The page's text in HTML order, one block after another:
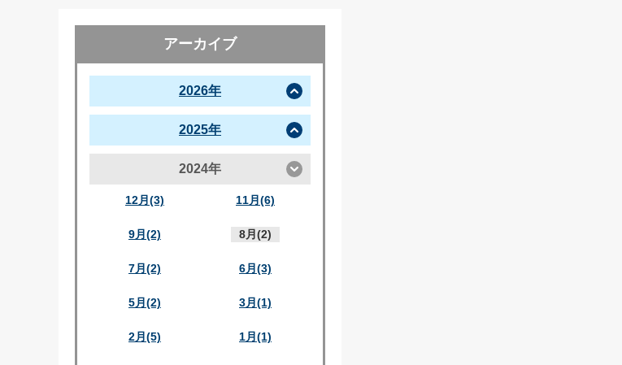
アーカイブ
2026年
2025年
2024年
12月(3) 11月(6)
9月(2) 8月(2)
7月(2) 6月(3)
5月(2) 3月(1)
2月(5) 1月(1)